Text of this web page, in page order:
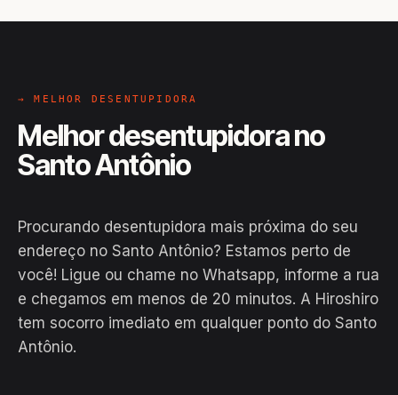
→ MELHOR DESENTUPIDORA
Melhor desentupidora no
Santo Antônio
Procurando desentupidora mais próxima do seu
endereço no Santo Antônio? Estamos perto de
você! Ligue ou chame no Whatsapp, informe a rua
e chegamos em menos de 20 minutos. A Hiroshiro
tem socorro imediato em qualquer ponto do Santo
Antônio.
EM CAMPO